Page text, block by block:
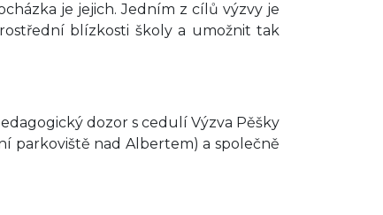
je jejich. Jedním z cílů výzvy je
blízkosti školy a umožnit tak
dozor s cedulí Výzva Pěšky
parkoviště nad Albertem) a společně